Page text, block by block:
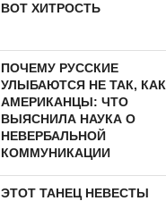
ВОТ ХИТРОСТЬ
ПОЧЕМУ РУССКИЕ
УЛЫБАЮТСЯ НЕ ТАК, КАК
АМЕРИКАНЦЫ: ЧТО
ВЫЯСНИЛА НАУКА О
НЕВЕРБАЛЬНОЙ
КОММУНИКАЦИИ
ЭТОТ ТАНЕЦ НЕВЕСТЫ